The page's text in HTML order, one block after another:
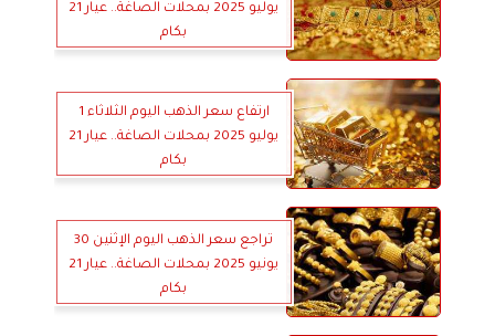
يوليو 2025 بمحلات الصاغة.. عيار 21
بكام
ارتفاع سعر الذهب اليوم الثلاثاء 1
يوليو 2025 بمحلات الصاغة.. عيار 21
بكام
تراجع سعر الذهب اليوم الإثنين 30
يونيو 2025 بمحلات الصاغة.. عيار 21
بكام